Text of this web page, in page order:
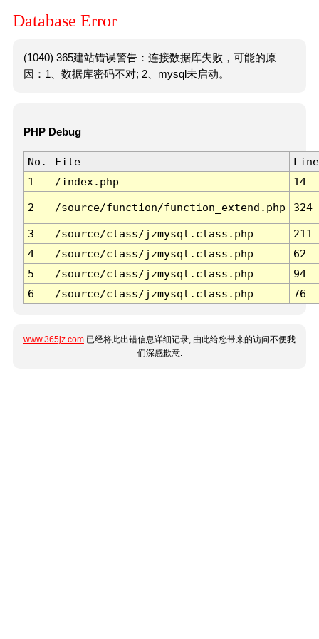
Database Error
(1040) 365建站错误警告：连接数据库失败，可能的原
因：1、数据库密码不对; 2、mysql未启动。
PHP Debug
No. File
Line
1
/index.php 14
2 /source/function/function_extend.php 324
3 /source/class/jzmysql.class.php
211
4
/source/class/jzmysql.class.php
62
5
/source/class/jzmysql.class.php
94
6
/source/class/jzmysql.class.php 76
www.365jz.com 已经将此出错信息详细记录, 由此给您带来的访问不便我
们深感歉意.